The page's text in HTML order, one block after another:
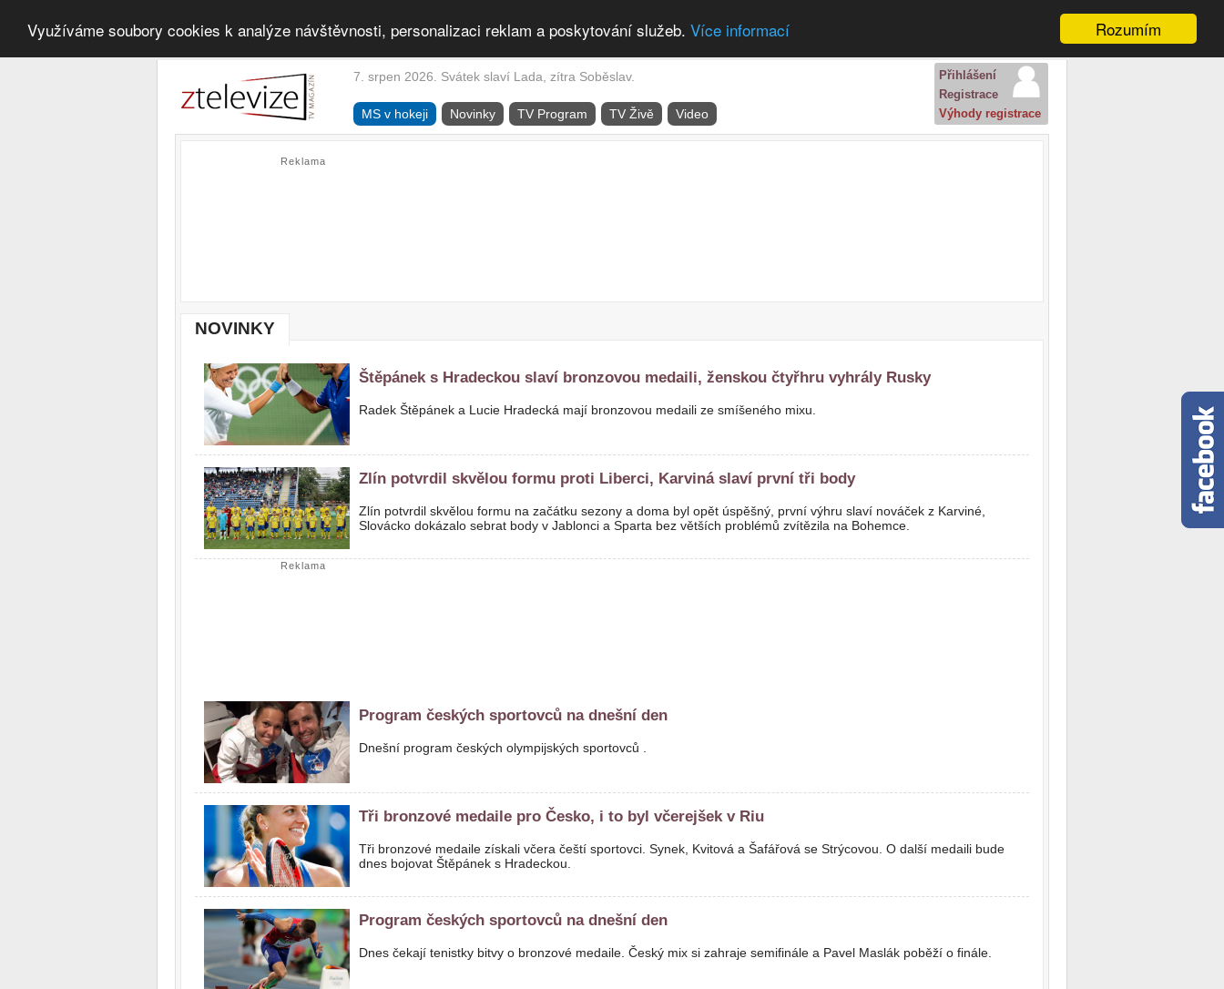
Rozumím
Využíváme soubory cookies k analýze návštěvnosti, personalizaci reklam a poskytování služeb. Více informací
7. srpen 2026. Svátek slaví Lada, zítra Soběslav.
MS v hokeji Novinky TV Program TV Živě Video
Přihlášení
Registrace
Výhody registrace
Reklama
NOVINKY
Štěpánek s Hradeckou slaví bronzovou medaili, ženskou čtyřhru vyhrály Rusky
Radek Štěpánek a Lucie Hradecká mají bronzovou medaili ze smíšeného mixu.
Zlín potvrdil skvělou formu proti Liberci, Karviná slaví první tři body
Zlín potvrdil skvělou formu na začátku sezony a doma byl opět úspěšný, první výhru slaví nováček z Karviné,
Slovácko dokázalo sebrat body v Jablonci a Sparta bez větších problémů zvítězila na Bohemce.
Reklama
Program českých sportovců na dnešní den
Dnešní program českých olympijských sportovců .
Tři bronzové medaile pro Česko, i to byl včerejšek v Riu
Tři bronzové medaile získali včera čeští sportovci. Synek, Kvitová a Šafářová se Strýcovou. O další medaili bude
dnes bojovat Štěpánek s Hradeckou.
Program českých sportovců na dnešní den
Dnes čekají tenistky bitvy o bronzové medaile. Český mix si zahraje semifinále a Pavel Maslák poběží o finále.